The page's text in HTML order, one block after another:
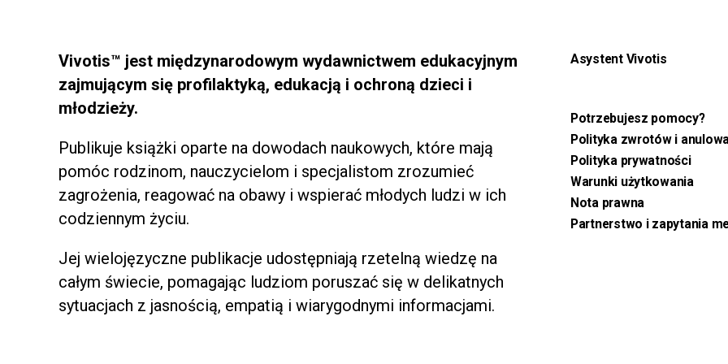
Vivotis™ jest międzynarodowym wydawnictwem edukacyjnym
zajmującym się profilaktyką, edukacją i ochroną dzieci i
młodzieży.
Publikuje książki oparte na dowodach naukowych, które mają
pomóc rodzinom, nauczycielom i specjalistom zrozumieć
zagrożenia, reagować na obawy i wspierać młodych ludzi w ich
codziennym życiu.
Jej wielojęzyczne publikacje udostępniają rzetelną wiedzę na
całym świecie, pomagając ludziom poruszać się w delikatnych
sytuacjach z jasnością, empatią i wiarygodnymi informacjami.
Asystent Vivotis
Potrzebujesz pomocy?
Polityka zwrotów i
Polityka prywatności
Warunki użytkowania
Nota prawna
Partnerstwo i zapytania